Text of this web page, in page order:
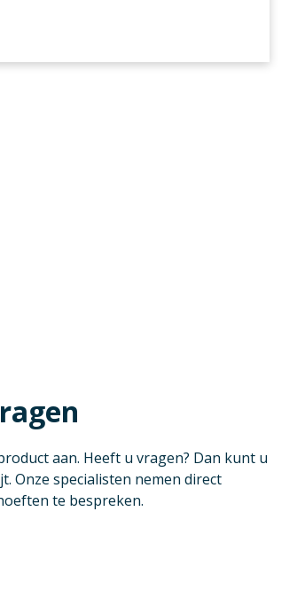
aan. Heeft u vragen? Dan kunt u
Onze specialisten nemen direct
te bespreken.